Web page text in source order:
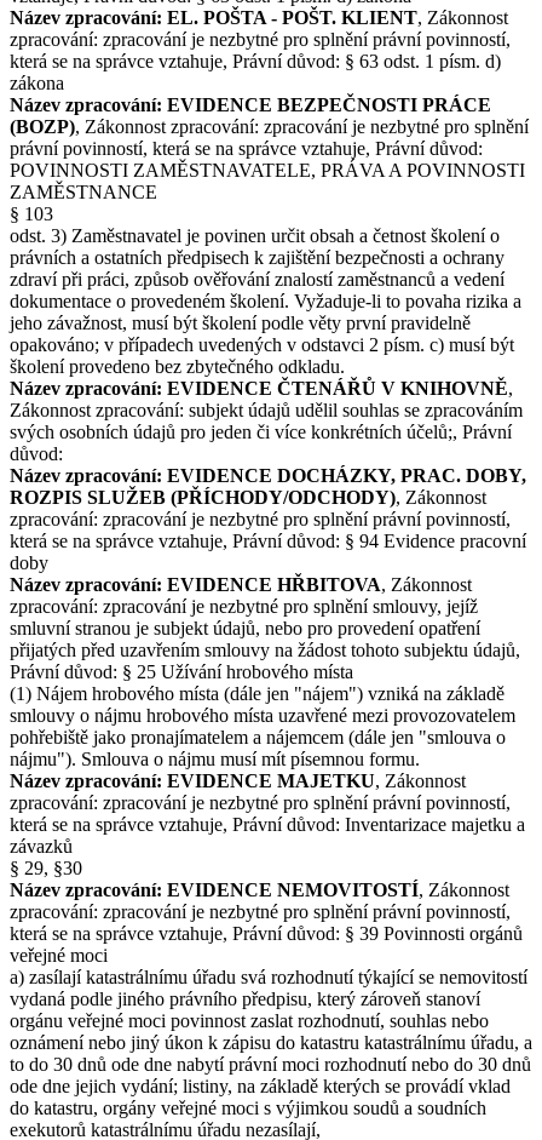
Název zpracování: EL. POŠTA - POŠT. KLIENT, Zákonnost
zpracování: zpracování je nezbytné pro splnění právní povinností,
která se na správce vztahuje, Právní důvod: § 63 odst. 1 písm. d)
zákona
Název zpracování: EVIDENCE BEZPEČNOSTI PRÁCE
(BOZP), Zákonnost zpracování: zpracování je nezbytné pro splnění
právní povinností, která se na správce vztahuje, Právní důvod:
POVINNOSTI ZAMĚSTNAVATELE, PRÁVA A POVINNOSTI
ZAMĚSTNANCE
§ 103
odst. 3) Zaměstnavatel je povinen určit obsah a četnost školení o
právních a ostatních předpisech k zajištění bezpečnosti a ochrany
zdraví při práci, způsob ověřování znalostí zaměstnanců a vedení
dokumentace o provedeném školení. Vyžaduje-li to povaha rizika a
jeho závažnost, musí být školení podle věty první pravidelně
opakováno; v případech uvedených v odstavci 2 písm. c) musí být
školení provedeno bez zbytečného odkladu.
Název zpracování: EVIDENCE ČTENÁŘŮ V KNIHOVNĚ,
Zákonnost zpracování: subjekt údajů udělil souhlas se zpracováním
svých osobních údajů pro jeden či více konkrétních účelů;, Právní
důvod:
Název zpracování: EVIDENCE DOCHÁZKY, PRAC. DOBY,
ROZPIS SLUŽEB (PŘÍCHODY/ODCHODY), Zákonnost
zpracování: zpracování je nezbytné pro splnění právní povinností,
která se na správce vztahuje, Právní důvod: § 94 Evidence pracovní
doby
Název zpracování: EVIDENCE HŘBITOVA, Zákonnost
zpracování: zpracování je nezbytné pro splnění smlouvy, jejíž
smluvní stranou je subjekt údajů, nebo pro provedení opatření
přijatých před uzavřením smlouvy na žádost tohoto subjektu údajů,
Právní důvod: § 25 Užívání hrobového místa
(1) Nájem hrobového místa (dále jen "nájem") vzniká na základě
smlouvy o nájmu hrobového místa uzavřené mezi provozovatelem
pohřebiště jako pronajímatelem a nájemcem (dále jen "smlouva o
nájmu"). Smlouva o nájmu musí mít písemnou formu.
Název zpracování: EVIDENCE MAJETKU, Zákonnost
zpracování: zpracování je nezbytné pro splnění právní povinností,
která se na správce vztahuje, Právní důvod: Inventarizace majetku a
závazků
§ 29, §30
Název zpracování: EVIDENCE NEMOVITOSTÍ, Zákonnost
zpracování: zpracování je nezbytné pro splnění právní povinností,
která se na správce vztahuje, Právní důvod: § 39 Povinnosti orgánů
veřejné moci
a) zasílají katastrálnímu úřadu svá rozhodnutí týkající se nemovitostí
vydaná podle jiného právního předpisu, který zároveň stanoví
orgánu veřejné moci povinnost zaslat rozhodnutí, souhlas nebo
oznámení nebo jiný úkon k zápisu do katastru katastrálnímu úřadu, a
to do 30 dnů ode dne nabytí právní moci rozhodnutí nebo do 30 dnů
ode dne jejich vydání; listiny, na základě kterých se provádí vklad
do katastru, orgány veřejné moci s výjimkou soudů a soudních
exekutorů katastrálnímu úřadu nezasílají,